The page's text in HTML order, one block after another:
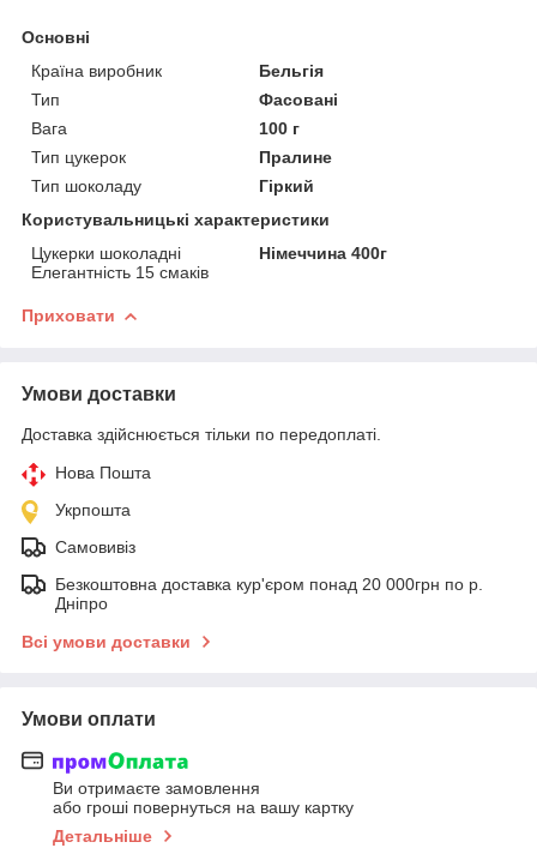
Основні
Країна виробник
Бельгія
Тип
Фасовані
Вага
100 г
Тип цукерок
Пралине
Тип шоколаду
Гіркий
Користувальницькі характеристики
Цукерки шоколадні
Елегантність 15 смаків
Німеччина 400г
Приховати
Умови доставки
Доставка здійснюється тільки по передоплаті.
Нова Пошта
Укрпошта
Самовивіз
Безкоштовна доставка кур'єром понад 20 000грн по р.
Дніпро
Всі умови доставки
Умови оплати
Ви отримаєте замовлення
або гроші повернуться на вашу картку
Детальніше